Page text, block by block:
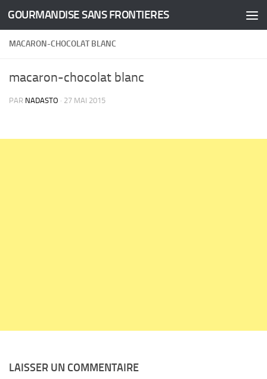
Skip to content
GOURMANDISE SANS FRONTIERES
MACARON-CHOCOLAT BLANC
macaron-chocolat blanc
PAR NADASTO · 27 MAI 2015
LAISSER UN COMMENTAIRE